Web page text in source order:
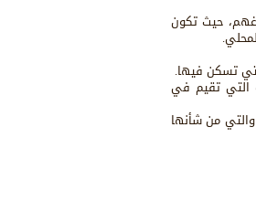
حيث تكون
تسكن فيها.
التي تقيم في
والتي من شأنها